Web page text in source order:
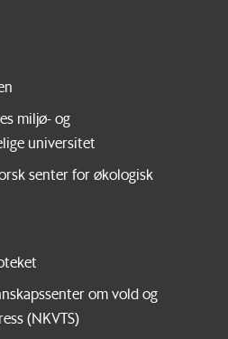
miljø- og
universitet
senter for økologisk
om vold og
(NKVTS)